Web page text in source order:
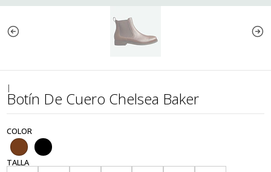
|
Botín De Cuero Chelsea Baker
COLOR
TALLA